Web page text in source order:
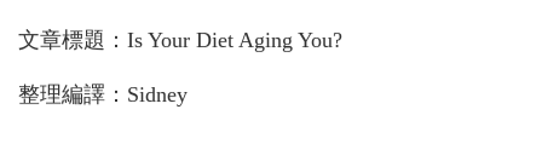
文章標題： Is Your Diet Aging You?
整理編譯：Sidney